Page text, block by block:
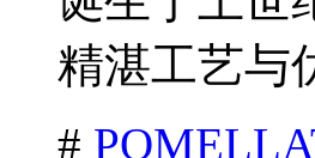
精湛工艺与
#